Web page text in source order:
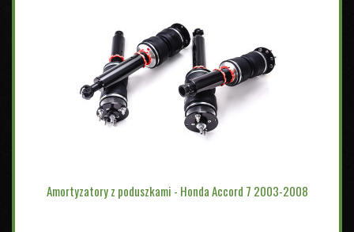
Amortyzatory z poduszkami - Honda Accord 7 2003-2008